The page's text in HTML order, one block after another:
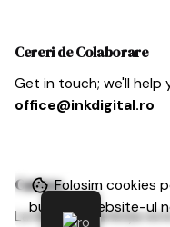
Cereri de Colaborare
Get in touch; we'll help
office@inkdigital.ro
Cariera
La Inkdigital, ambiția
Folosim cookies
buna pe website-ul